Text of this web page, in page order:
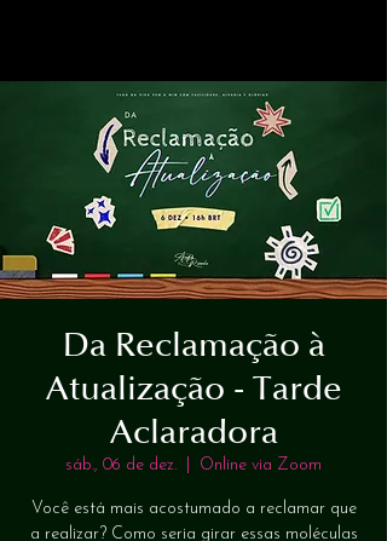
Da Reclamação à
Atualização - Tarde
Aclaradora
sáb., 06 de dez. Online via Zoom
Você está mais acostumado a reclamar que
a realizar? Como seria girar essas moléculas